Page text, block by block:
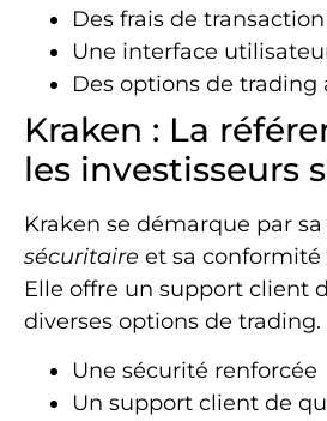
Des frais de
Une interface
Des options de trading
Kraken : La
les investisseurs
Kraken se démarque par sa
sécuritaire et sa
Elle offre un support client
diverses options de trading.
Une sécurité renforcée
Un support client de